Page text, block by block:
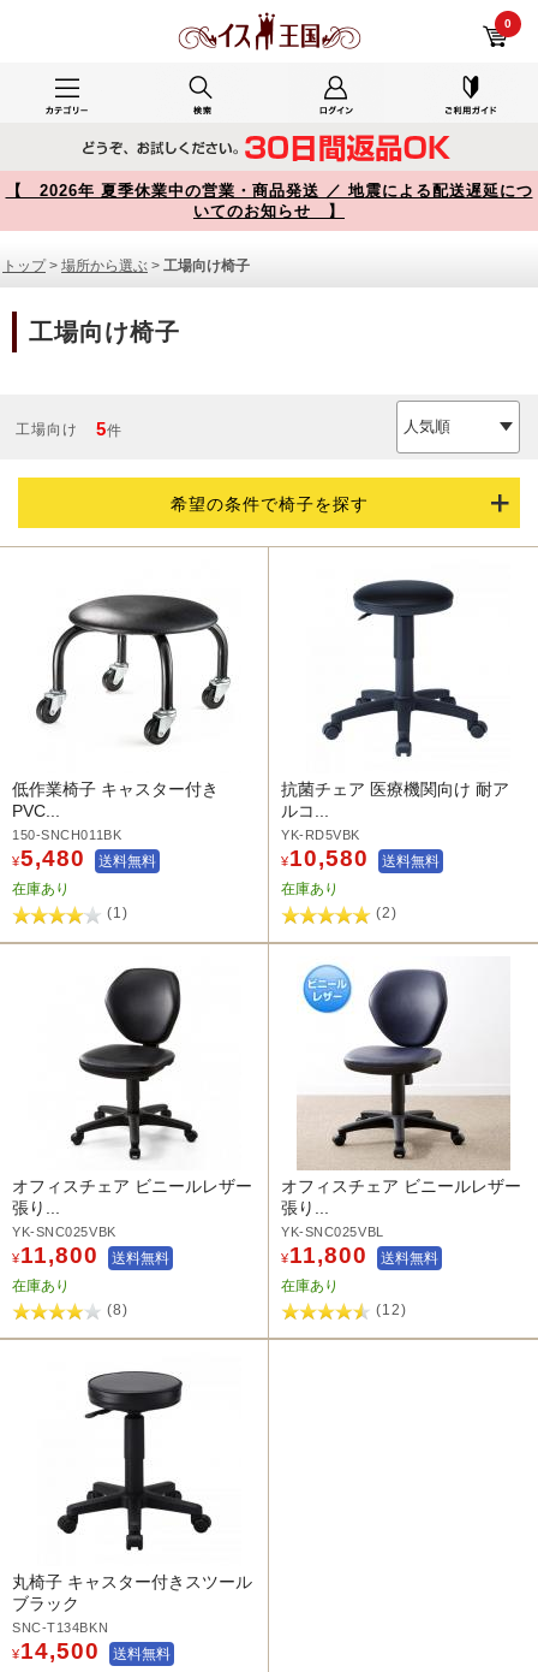
0
【 2026年 夏季休業中の営業・商品発送 ／ 地震による配送遅延につ
いてのお知らせ 】
トップ> 場所から選ぶ > 工場向け椅子
工場向け椅子
工場向け 5件
希望の条件で椅子を探す
低作業椅子 キャスター付き
PVC...
150-SNCH011BK
¥5,480
送料無料
在庫あり
(1)
抗菌チェア 医療機関向け 耐ア
ルコ...
YK-RD5VBK
¥10,580
送料無料
在庫あり
(2)
オフィスチェア ビニールレザー
張り...
YK-SNC025VBK
¥11,800
送料無料
在庫あり
(8)
オフィスチェア ビニールレザー
張り...
YK-SNC025VBL
¥11,800
送料無料
在庫あり
(12)
丸椅子 キャスター付きスツール
ブラック
SNC-T134BKN
¥14,500
送料無料